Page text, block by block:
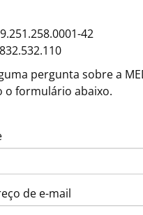
42
pergunta sobre a
o formulário abaixo.
de e-mail